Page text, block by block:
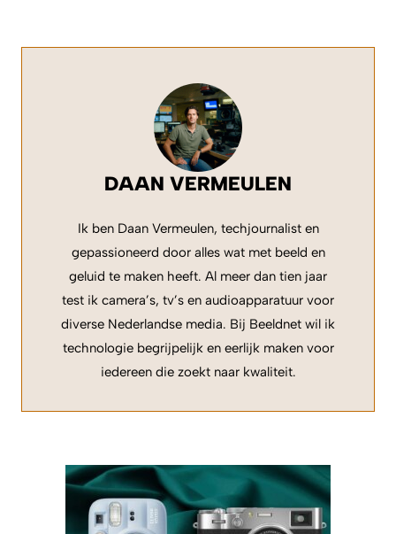
DAAN VERMEULEN
Ik ben Daan Vermeulen, techjournalist en
gepassioneerd door alles wat met beeld en
geluid te maken heeft. Al meer dan tien jaar
test ik camera’s, tv’s en audioapparatuur voor
diverse Nederlandse media. Bij Beeldnet wil ik
technologie begrijpelijk en eerlijk maken voor
iedereen die zoekt naar kwaliteit.